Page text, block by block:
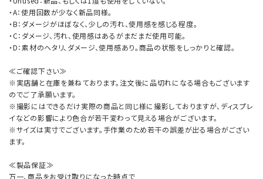
・A：使用回数が少なく新品同様。
・B：ダメージがほぼなく、少しの汚れ、使用感を感じる程度。
・C：ダメージ、汚れ、使用感はあるがまだまだ使用可能。
・D：素材のヘタリ、ダメージ、使用感あり。商品の状態をしっかりと確認。
≪ご確認下さい≫
※実店舗と在庫を兼ねております。注文後に品切れになる場合もございます
のでご了承願います。
※撮影にはできるだけ実際の商品と同じ様に撮影しておりますが、ディスプレ
イなどの影響により色合が若干変わって見える場合がございます。
※サイズは実寸でございます。手作業のため若干の誤差が出る場合がござい
ます。
≪製品保証≫
万一、商品をお受け取りになった時点で